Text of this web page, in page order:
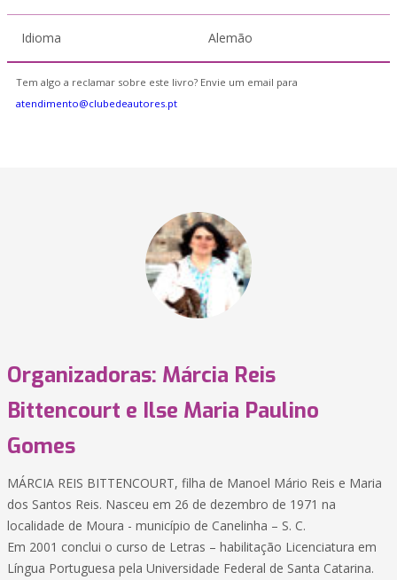
Idioma Alemão
Tem algo a reclamar sobre este livro? Envie um email para
atendimento@clubedeautores.pt
Organizadoras: Márcia Reis
Bittencourt e Ilse Maria Paulino
Gomes
MÁRCIA REIS BITTENCOURT, filha de Manoel Mário Reis e Maria
dos Santos Reis. Nasceu em 26 de dezembro de 1971 na
localidade de Moura - município de Canelinha – S. C.
Em 2001 conclui o curso de Letras – habilitação Licenciatura em
Língua Portuguesa pela Universidade Federal de Santa Catarina.